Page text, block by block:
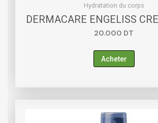
Hydratation du corps
DERMACARE ENGELISS
20.000 DT
Acheter